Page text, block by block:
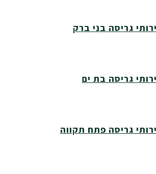
גריסה בני ברק
גריסה בת ים
גריסה פתח תקווה